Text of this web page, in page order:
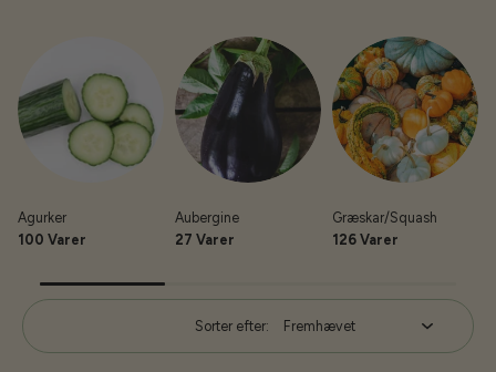
Agurker
100 Varer
Aubergine
27 Varer
Græskar/Squash
126 Varer
Sorter efter: